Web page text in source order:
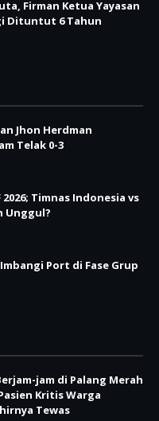
Firman Ketua Yayasan
Dituntut 6 Tahun
Jhon Herdman
Telak 0-3
2026; Timnas Indonesia vs
Unggul?
Port di Fase Grup
jam di Palang Merah
Kritis Warga
Tewas